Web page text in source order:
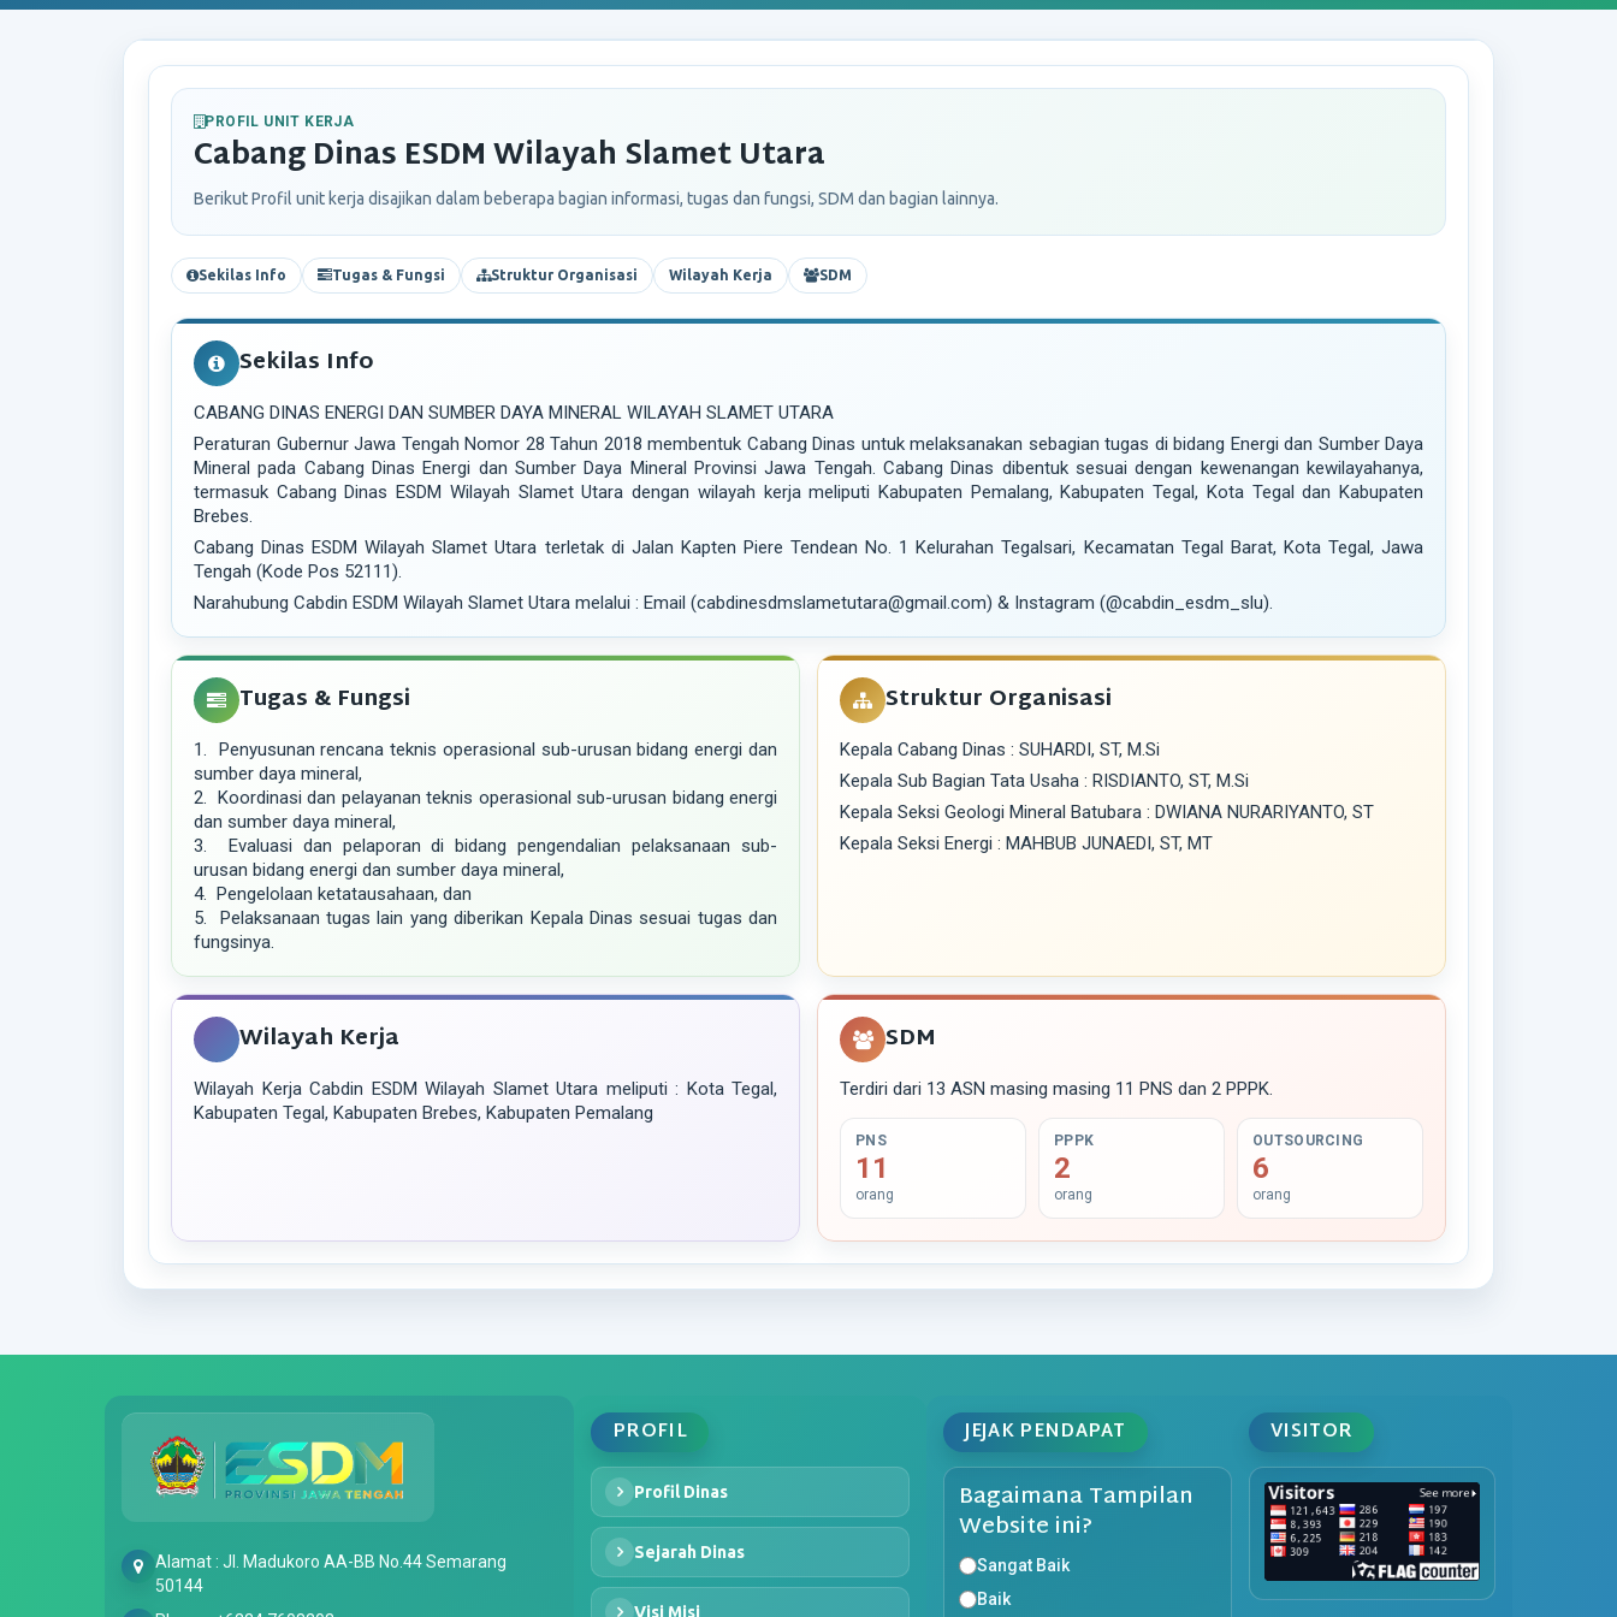
PROFIL UNIT KERJA
Cabang Dinas ESDM Wilayah Slamet Utara
Berikut Profil unit kerja disajikan dalam beberapa bagian informasi, tugas dan fungsi, SDM dan bagian lainnya.
Sekilas Info Tugas & Fungsi Struktur Organisasi Wilayah Kerja SDM
Sekilas Info
CABANG DINAS ENERGI DAN SUMBER DAYA MINERAL WILAYAH SLAMET UTARA
Peraturan Gubernur Jawa Tengah Nomor 28 Tahun 2018 membentuk Cabang Dinas untuk melaksanakan sebagian tugas di bidang Energi dan Sumber Daya
Mineral pada Cabang Dinas Energi dan Sumber Daya Mineral Provinsi Jawa Tengah. Cabang Dinas dibentuk sesuai dengan kewenangan kewilayahanya,
termasuk Cabang Dinas ESDM Wilayah Slamet Utara dengan wilayah kerja meliputi Kabupaten Pemalang, Kabupaten Tegal, Kota Tegal dan Kabupaten
Brebes.
Cabang Dinas ESDM Wilayah Slamet Utara terletak di Jalan Kapten Piere Tendean No. 1 Kelurahan Tegalsari, Kecamatan Tegal Barat, Kota Tegal, Jawa
Tengah (Kode Pos 52111).
Narahubung Cabdin ESDM Wilayah Slamet Utara melalui : Email (cabdinesdmslametutara@gmail.com) & Instagram (@cabdin_esdm_slu).
Tugas & Fungsi
1. Penyusunan rencana teknis operasional sub-urusan bidang energi dan
sumber daya mineral,
2. Koordinasi dan pelayanan teknis operasional sub-urusan bidang energi
dan sumber daya mineral,
3. Evaluasi dan pelaporan di bidang pengendalian pelaksanaan sub-
urusan bidang energi dan sumber daya mineral,
4. Pengelolaan ketatausahaan, dan
5. Pelaksanaan tugas lain yang diberikan Kepala Dinas sesuai tugas dan
fungsinya.
Struktur Organisasi
Kepala Cabang Dinas : SUHARDI, ST, M.Si
Kepala Sub Bagian Tata Usaha : RISDIANTO, ST, M.Si
Kepala Seksi Geologi Mineral Batubara : DWIANA NURARIYANTO, ST
Kepala Seksi Energi : MAHBUB JUNAEDI, ST, MT
Wilayah Kerja
Wilayah Kerja Cabdin ESDM Wilayah Slamet Utara meliputi : Kota Tegal,
Kabupaten Tegal, Kabupaten Brebes, Kabupaten Pemalang
SDM
Terdiri dari 13 ASN masing masing 11 PNS dan 2 PPPK.
PNS
11
orang
PPPK
2
orang
OUTSOURCING
6
orang
Alamat : Jl. Madukoro AA-BB No.44 Semarang
50144
PROFIL
Profil Dinas
Sejarah Dinas
Visi Misi
JEJAK PENDAPAT
Bagaimana Tampilan
Website ini?
Sangat Baik
Baik
VISITOR